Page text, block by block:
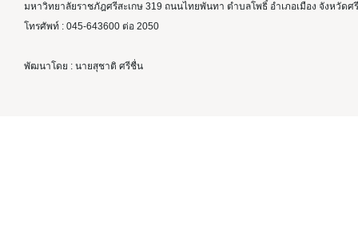
มหาวิทยาลัยราชภัฎศรีสะเกษ 319 ถนนไทยพันทา ตำบลโพธิ์ อำเภอเมือง จังหวัดศ
โทรศัพท์ : 045-643600 ต่อ 2050
พัฒนาโดย : นายสุชาติ ศรีชื่น